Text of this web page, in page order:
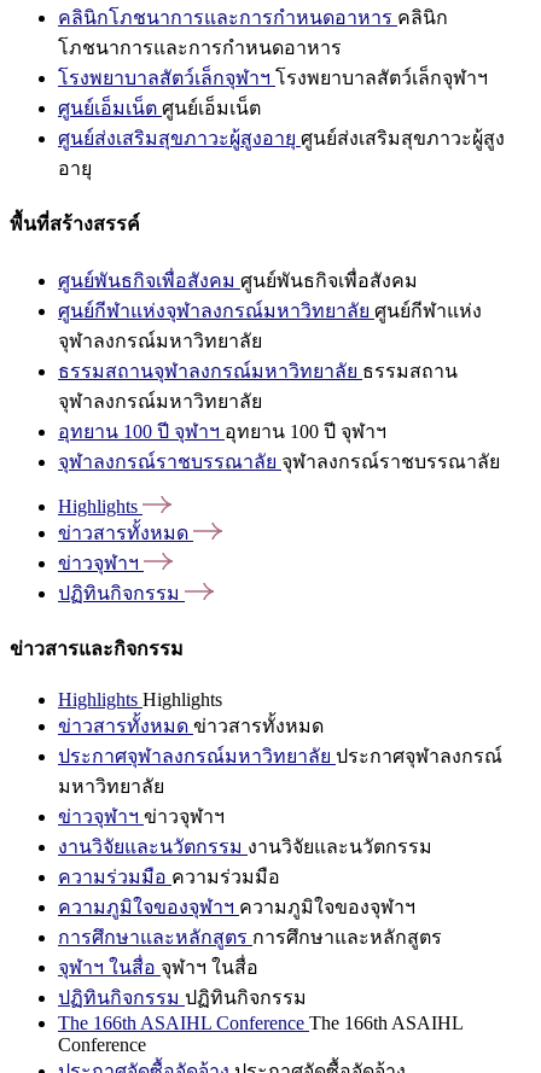
คลินิกโภชนาการและการกำหนดอาหาร คลินิก
โภชนาการและการกำหนดอาหาร
โรงพยาบาลสัตว์เล็กจุฬาฯ โรงพยาบาลสัตว์เล็กจุฬาฯ
ศูนย์เอ็มเน็ต ศูนย์เอ็มเน็ต
ศูนย์ส่งเสริมสุขภาวะผู้สูงอายุ ศูนย์ส่งเสริมสุขภาวะผู้สูง
อายุ
พื้นที่สร้างสรรค์
ศูนย์พันธกิจเพื่อสังคม ศูนย์พันธกิจเพื่อสังคม
ศูนย์กีฬาแห่งจุฬาลงกรณ์มหาวิทยาลัย ศูนย์กีฬาแห่ง
จุฬาลงกรณ์มหาวิทยาลัย
ธรรมสถานจุฬาลงกรณ์มหาวิทยาลัย ธรรมสถาน
จุฬาลงกรณ์มหาวิทยาลัย
อุทยาน 100 ปี จุฬาฯ อุทยาน 100 ปี จุฬาฯ
จุฬาลงกรณ์ราชบรรณาลัย จุฬาลงกรณ์ราชบรรณาลัย
Highlights
ข่าวสารทั้งหมด
ข่าวจุฬาฯ
ปฏิทินกิจกรรม
ข่าวสารและกิจกรรม
Highlights Highlights
ข่าวสารทั้งหมด ข่าวสารทั้งหมด
ประกาศจุฬาลงกรณ์มหาวิทยาลัย ประกาศจุฬาลงกรณ์
มหาวิทยาลัย
ข่าวจุฬาฯ ข่าวจุฬาฯ
งานวิจัยและนวัตกรรม งานวิจัยและนวัตกรรม
ความร่วมมือ ความร่วมมือ
ความภูมิใจของจุฬาฯ ความภูมิใจของจุฬาฯ
การศึกษาและหลักสูตร การศึกษาและหลักสูตร
จุฬาฯ ในสื่อ จุฬาฯ ในสื่อ
ปฏิทินกิจกรรม ปฏิทินกิจกรรม
The 166th ASAIHL Conference The 166th ASAIHL
Conference